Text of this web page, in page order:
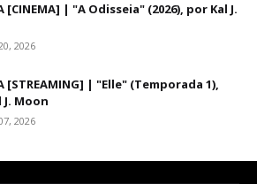
[CINEMA] | "A Odisseia" (2026), por Kal J.
2026
[STREAMING] | "Elle" (Temporada 1),
J. Moon
2026